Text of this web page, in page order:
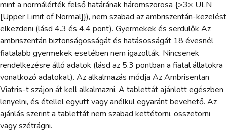
mint a normálérték felső határának háromszorosa {>3× ULN
[Upper Limit of Normal]}), nem szabad az ambriszentán-kezelést
elkezdeni (lásd 4.3 és 4.4 pont). Gyermekek és serdülők Az
ambriszentán biztonságosságát és hatásosságát 18 évesnél
fiatalabb gyermekek esetében nem igazolták. Nincsenek
rendelkezésre álló adatok (lásd az 5.3 pontban a fiatal állatokra
vonatkozó adatokat). Az alkalmazás módja Az Ambrisentan
Viatris-t szájon át kell alkalmazni. A tablettát ajánlott egészben
lenyelni, és étellel együtt vagy anélkül egyaránt bevehető. Az
ajánlás szerint a tablettát nem szabad kettétörni, összetörni
vagy szétrágni.